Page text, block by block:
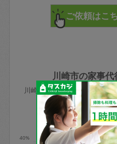
直前キャンセル料：
72時間前〜24時間
依頼者不在による当
金額の100%＋交通
※例：依頼日時／土
合、水曜日午前9時
発生
みてください。
その後、一番気に入
てください。
不在時に部屋に入る
きた場合は損害保険
ご注意ください。
で、必ず鍵のかかる
れて依頼者の責任の
けてください。
玉、など
あわせてこちらも参
利用します。注意
はありますか？
川崎市の家事
川崎市のタスカジの利用デー
利用の多い
40%